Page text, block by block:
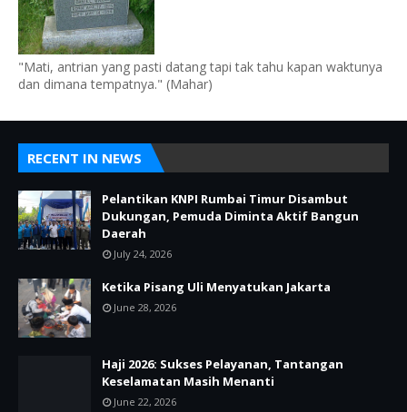
"Mati, antrian yang pasti datang tapi tak tahu kapan waktunya
dan dimana tempatnya." (Mahar)
RECENT IN NEWS
Pelantikan KNPI Rumbai Timur Disambut
Dukungan, Pemuda Diminta Aktif Bangun
Daerah
July 24, 2026
Ketika Pisang Uli Menyatukan Jakarta
June 28, 2026
Haji 2026: Sukses Pelayanan, Tantangan
Keselamatan Masih Menanti
June 22, 2026